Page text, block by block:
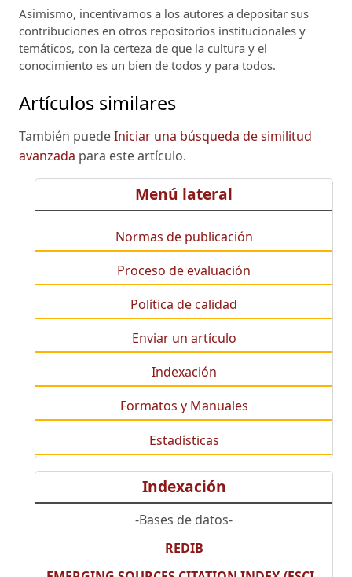
Asimismo, incentivamos a los autores a depositar sus
contribuciones en otros repositorios institucionales y
temáticos, con la certeza de que la cultura y el
conocimiento es un bien de todos y para todos.
Artículos similares
También puedeIniciar una búsqueda de similitud
avanzada para este artículo.
Menú lateral
Normas de publicación
Proceso de evaluación
Política de calidad
Enviar un artículo
Indexación
Formatos y Manuales
Estadísticas
Indexación
-Bases de datos-
REDIB